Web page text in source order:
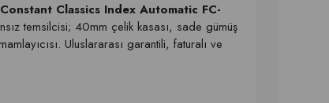
Classics Index Automatic FC-
temsilcisi; 40mm çelik kasası, sade gümüş
Uluslararası garantili, faturalı ve